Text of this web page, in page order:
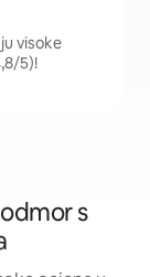
visoke
5)!
s